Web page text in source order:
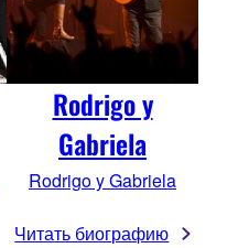
Rodrigo y
Gabriela
Rodrigo y Gabriela
Читать биографию